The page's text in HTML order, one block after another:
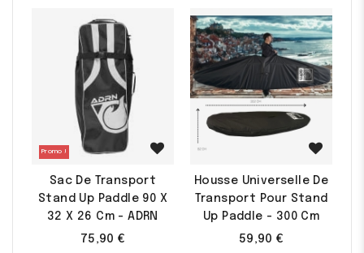
(1 avis)
Promo !
Sac De Transport
Stand Up Paddle 90 X
32 X 26 Cm - ADRN
75,90 €
Housse Universelle De
Transport Pour Stand
Up Paddle - 300 Cm
59,90 €